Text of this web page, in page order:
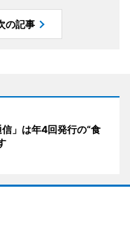
の記事
信」は年4回発行の“食